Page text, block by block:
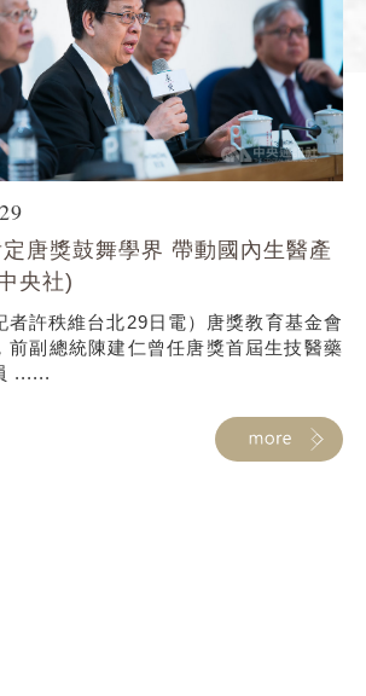
定唐獎鼓舞學界 帶動國內生醫產
央社)
者許秩維台北29日電）唐獎教育基金會
前副總統陳建仁曾任唐獎首屆生技醫藥
......